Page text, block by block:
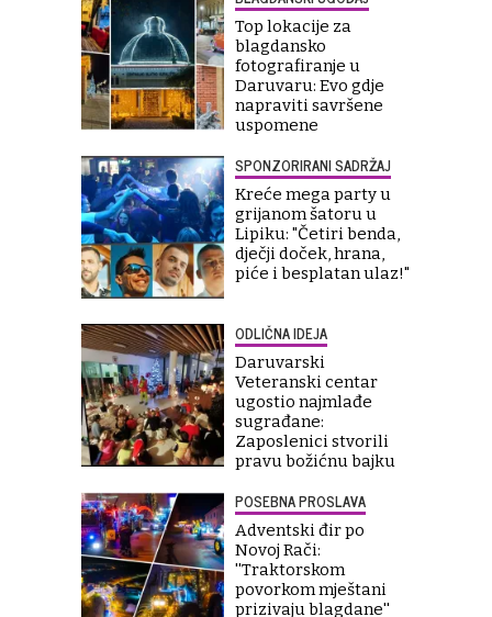
Top lokacije za
blagdansko
fotografiranje u
Daruvaru: Evo gdje
napraviti savršene
uspomene
SPONZORIRANI SADRŽAJ
Kreće mega party u
grijanom šatoru u
Lipiku: "Četiri benda,
dječji doček, hrana,
piće i besplatan ulaz!"
ODLIČNA IDEJA
Daruvarski
Veteranski centar
ugostio najmlađe
sugrađane:
Zaposlenici stvorili
pravu božićnu bajku
POSEBNA PROSLAVA
Adventski đir po
Novoj Rači:
''Traktorskom
povorkom mještani
prizivaju blagdane''